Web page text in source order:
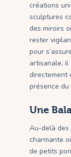
créations
sculptures
des miroirs
rester
pour
artisanale,
directement
présence
Une
Au-delà des
charmante
de petits